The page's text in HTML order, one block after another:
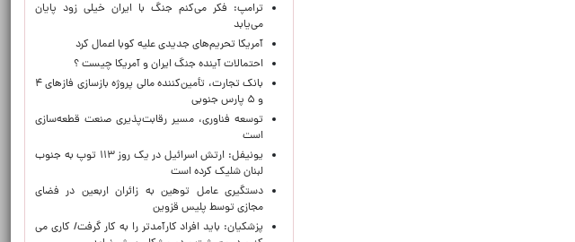
ترامپ: فکر می‌کنم جنگ با ایران خیلی زود پایان
می‌یابد
آمریکا تحریم‌های جدیدی علیه کوبا اعمال کرد
احتمالات آینده جنگ ایران و آمریکا چیست ؟
بانک تجارت، تأمین‌کننده مالی پروژه بازسازی فازهای ۴
و ۵ پارس جنوبی
توسعه فناوری، مسیر رقابت‌پذیری صنعت قطعه‌سازی
است
یونیفل: ارتش اسرائیل در یک روز ۱۱۳ توپ به جنوب
لبنان شلیک کرده است
دستگیری عامل توهین به زائران اربعین در فضای
مجازی توسط پلیس قزوین
پزشکیان: باید افراد کارآمدتر را به کار گرفت/ کاری می